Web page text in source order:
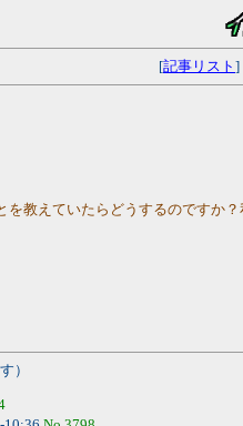
[記事リスト ]
教えていたらどうするのですか
）